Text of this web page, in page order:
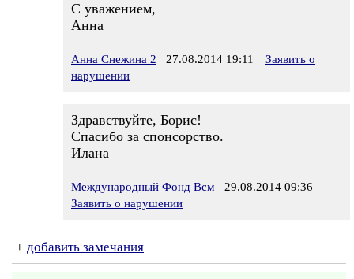
С уважением,
Анна
Анна Снежина 2 27.08.2014 19:11
Заявить о
нарушении
Здравствуйте, Борис!
Спасибо за спонсорство.
Илана
Международный Фонд Всм 29.08.2014 09:36
Заявить о нарушении
+ добавить замечания